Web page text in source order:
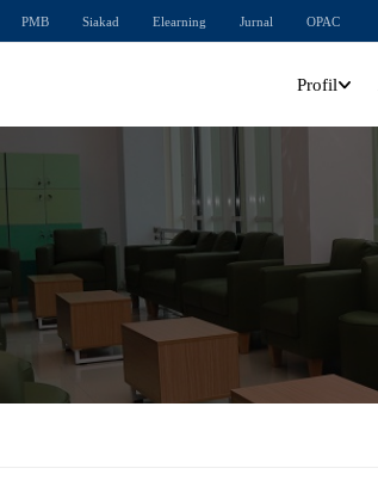
PMB Siakad Elearning Jurnal OPAC
Profil